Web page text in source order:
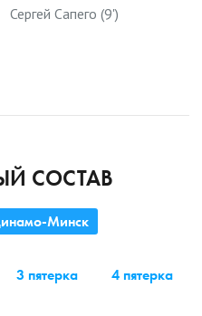
Сергей Сапего (9')
СОСТАВ
Минск
3 пятерка 4 пятерка
3 пятерка 4 пятерка